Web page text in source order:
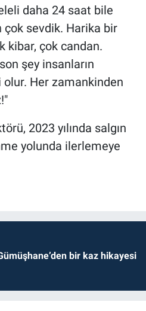
daha 24 saat bile
çok sevdik. Harika bir
kibar, çok candan.
şey insanların
olur. Her zamankinden
2023 yılında salgın
yolunda ilerlemeye
bir kaz hikayesi